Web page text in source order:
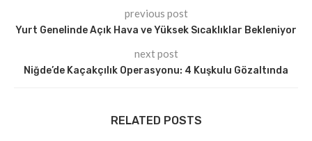
previous post
Yurt Genelinde Açık Hava ve Yüksek Sıcaklıklar Bekleniyor
next post
Niğde’de Kaçakçılık Operasyonu: 4 Kuşkulu Gözaltında
RELATED POSTS